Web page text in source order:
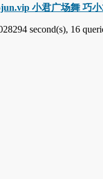
小君广场舞 巧
second(s), 16